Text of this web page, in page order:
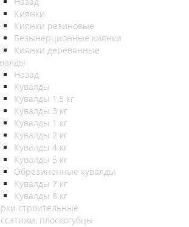
Киянки
Киянки резиновые
Безынерционные киянки
Киянки деревянные
Назад
Кувалды
Кувалды 1,5 кг
Кувалды 3 кг
Кувалды 1 кг
Кувалды 2 кг
Кувалды 4 кг
Кувалды 5 кг
Обрезиненные кувалды
Кувалды 7 кг
Кувалды 8 кг
строительные
плоскогубцы